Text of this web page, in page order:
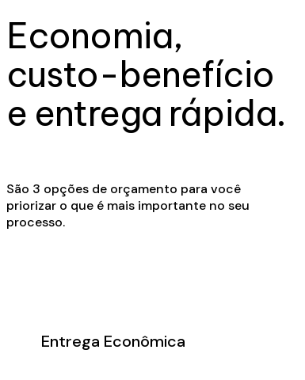
Economia,
custo-benefício
e entrega rápida.
São 3 opções de orçamento para você
priorizar o que é mais importante no seu
processo.
Entrega Econômica